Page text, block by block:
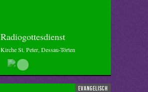
Radiogottesdienst
Kirche St. Peter, Dessau-Törten
evangelisch